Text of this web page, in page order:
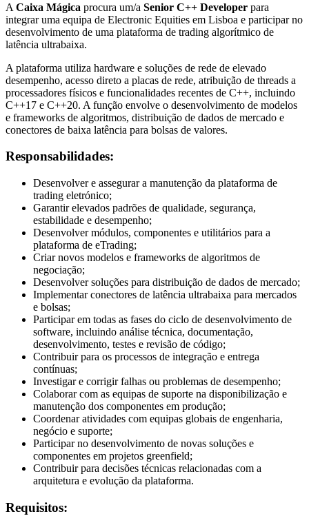
A Caixa Mágica procura um/a Senior C++ Developer para
integrar uma equipa de Electronic Equities em Lisboa e participar no
desenvolvimento de uma plataforma de trading algorítmico de
latência ultrabaixa.
A plataforma utiliza hardware e soluções de rede de elevado
desempenho, acesso direto a placas de rede, atribuição de threads a
processadores físicos e funcionalidades recentes de C++, incluindo
C++17 e C++20. A função envolve o desenvolvimento de modelos
e frameworks de algoritmos, distribuição de dados de mercado e
conectores de baixa latência para bolsas de valores.
Responsabilidades:
Desenvolver e assegurar a manutenção da plataforma de
trading eletrónico;
Garantir elevados padrões de qualidade, segurança,
estabilidade e desempenho;
Desenvolver módulos, componentes e utilitários para a
plataforma de eTrading;
Criar novos modelos e frameworks de algoritmos de
negociação;
Desenvolver soluções para distribuição de dados de mercado;
Implementar conectores de latência ultrabaixa para mercados
e bolsas;
Participar em todas as fases do ciclo de desenvolvimento de
software, incluindo análise técnica, documentação,
desenvolvimento, testes e revisão de código;
Contribuir para os processos de integração e entrega
contínuas;
Investigar e corrigir falhas ou problemas de desempenho;
Colaborar com as equipas de suporte na disponibilização e
manutenção dos componentes em produção;
Coordenar atividades com equipas globais de engenharia,
negócio e suporte;
Participar no desenvolvimento de novas soluções e
componentes em projetos greenfield;
Contribuir para decisões técnicas relacionadas com a
arquitetura e evolução da plataforma.
Requisitos: